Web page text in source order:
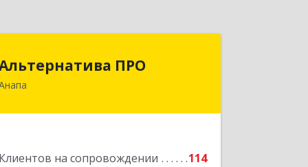
ПРО
Клиентов на сопровождении
114
Подробнее